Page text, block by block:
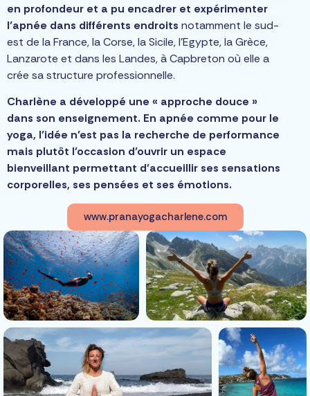
en profondeur et a pu encadrer et expérimenter
l’apnée dans différents endroits notamment le sud-
est de la France, la Corse, la Sicile, l’Egypte, la Grèce,
Lanzarote et dans les Landes, à Capbreton où elle a
crée sa structure professionnelle.
Charlène a développé une « approche douce »
dans son enseignement. En apnée comme pour le
yoga, l’idée n’est pas la recherche de performance
mais plutôt l’occasion d’ouvrir un espace
bienveillant permettant d’accueillir ses sensations
corporelles, ses pensées et ses émotions.
www.pranayogacharlene.com